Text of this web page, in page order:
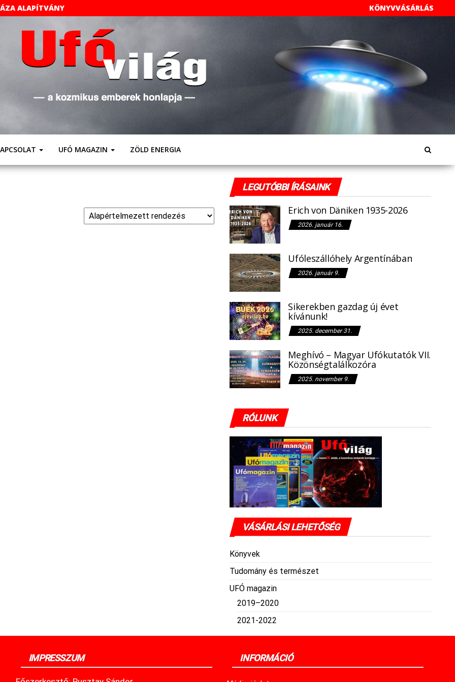
ALAPÍTVÁNY KÖNYVVÁSÁRLÁS
Emberek
Weboldala
UFÓ MAGAZIN ZÖLD ENERGIA
LEGUTÓBBI ÍRÁSAINK
Erich von Däniken 1935-2026
2026. január 16.
Ufóleszállóhely Argentínában
2026. január 9.
Sikerekben gazdag új évet
kívánunk!
2025. december 31.
Meghívó – Magyar Ufókutatók VII.
Közönségtalálkozóra
2025. november 9.
RÓLUNK
VÁSÁRLÁSI LEHETŐSÉG
Könyvek
Tudomány és természet
UFÓ magazin
2019–2020
2021-2022
IMPRESSZUM INFORMÁCIÓ